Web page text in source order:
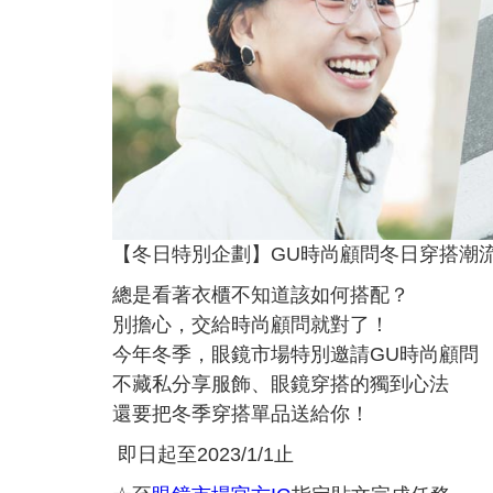
【冬日特別企劃】GU時尚顧問冬日穿搭潮
總是看著衣櫃不知道該如何搭配？
別擔心，交給時尚顧問就對了！
今年冬季，眼鏡市場特別邀請GU時尚顧問
不藏私分享服飾、眼鏡穿搭的獨到心法
還要把冬季穿搭單品送給你！
即日起至2023/1/1止